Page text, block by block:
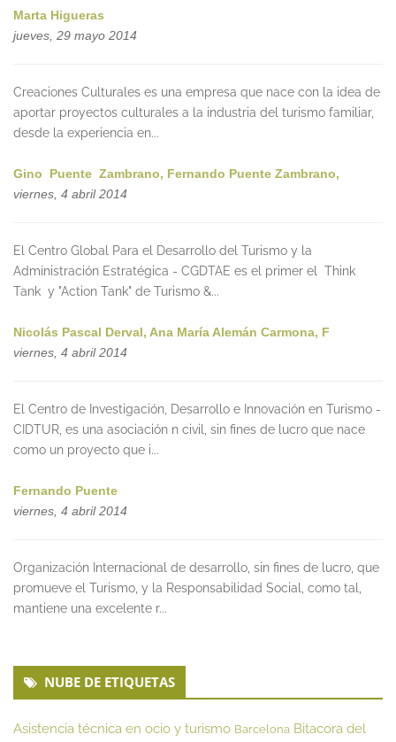
Marta Higueras
jueves, 29 mayo 2014
Creaciones Culturales es una empresa que nace con la idea de
aportar proyectos culturales a la industria del turismo familiar,
desde la experiencia en...
Gino Puente Zambrano, Fernando Puente Zambrano,
viernes, 4 abril 2014
El Centro Global Para el Desarrollo del Turismo y la
Administración Estratégica - CGDTAE es el primer el Think
Tank y "Action Tank" de Turismo &...
Nicolás Pascal Derval, Ana María Alemán Carmona, F
viernes, 4 abril 2014
El Centro de Investigación, Desarrollo e Innovación en Turismo -
CIDTUR, es una asociación n civil, sin fines de lucro que nace
como un proyecto que i...
Fernando Puente
viernes, 4 abril 2014
Organización Internacional de desarrollo, sin fines de lucro, que
promueve el Turismo, y la Responsabilidad Social, como tal,
mantiene una excelente r...
NUBE DE ETIQUETAS
Asistencia técnica en ocio y turismo Barcelona Bitacora del